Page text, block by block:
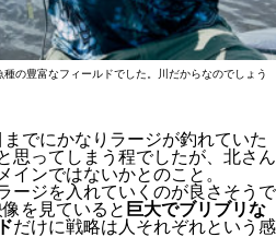
の豊富なフィールドでした。川だからなのでしょう
でにかなりラージが釣れていた
思ってしまう程でしたが、北さん
インではないかとのこと。
ージを入れていくのが良さそうで
像を見ていると 巨大でブリブリな
だけに戦略は人それぞれという感